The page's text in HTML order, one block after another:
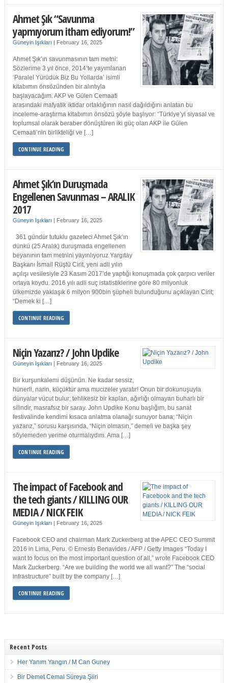
Ahmet Şık “Savunma
yapmıyorum itham ediyorum!”
Güneyin Işıkları | February 16, 2025
Ahmet Şık’ın savunmasının tam metni:
Sözlerime 3 yıl önce, 2014’te yayımlanan
‘Paralel Yürüdük Biz Bu Yollarda’ isimli
kitabımın önsözünden bir alıntıyla
başlayacağım. AKP ve Gülen Cemaati
arasındaki mafyatik iktidar ortaklığının nasıl dağıldığını anlatan bu
inceleme-araştırma kitabımın önsözü şöyle başlıyor: “Türkiye’yi siyasal ve
toplumsal olarak beraber dönüştüren iki güç olan AKP ile Gülen
Cemaati’nin birlikteliği ve […]
CONTINUE READING
Ahmet Şık’ın Duruşmada
Engellenen Savunması – ARALIK
2017
Güneyin Işıkları | February 16, 2025
361 gündür tutuklu gazeteci Ahmet Şık’ın
dünkü (25 Aralık) duruşmada engellenen
beyanının tam metnini yayınlıyoruz Yargıtay
Başkanı İsmail Rüştü Cirit, yeni adli yılın
açılışı vesilesiyle 23 Kasım 2017’de yaptığı konuşmada çok çarpıcı veriler
ortaya koydu. 2016 yılı adli suç istatistiklerine göre 80 milyonluk
ülkemizde yaklaşık 6 milyon 900bin şüpheli bulunduğunu açıklayan Cirit;
“Demek ki […]
CONTINUE READING
Niçin Yazarız? / John Updike
Güneyin Işıkları | February 16, 2025
Bir kurşunkalemi düşünün. Ne kadar sessiz,
hünerli, narin, küçüktür ama mucizeler yaratır! Onun bir dokunuşuyla
dünyalar vücut bulur; tehlikesiz bir kaplan, ağırlığı olmayan buharlı bir
silindir, masrafsız bir saray. John Updike Konu başlığım, bu sanat
festivalinde kendimi kısaca anlatma olanağı sunuyor bana; “Niçin
yazarız,” sorusu karşısında, “Niçin olmasın,” demeli ve başka şey
söylemeden yerime oturmalıydım. Ama […]
CONTINUE READING
The impact of Facebook and
the tech giants / KILLING OUR
MEDIA / NICK FEIK
Güneyin Işıkları | February 16, 2025
Facebook CEO and chairman Mark Zuckerberg at the APEC CEO Summit
2016 in Lima, Peru. © Ernesto Benavides / AFP / Getty Images “Today I
want to focus on the most important question of all,” wrote Facebook CEO
Mark Zuckerberg. “Are we building the world we all want?” The “social
infrastructure” built by the company […]
CONTINUE READING
Recent Posts
Her Yanım Yangın / M Can Guney
Bir Demet Cemal Süreya Şiiri